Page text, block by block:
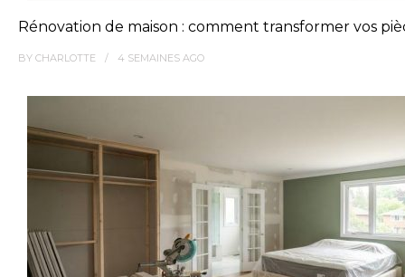
Rénovation de maison : comment transformer vos
BY CHARLOTTE 4 SEMAINES AGO